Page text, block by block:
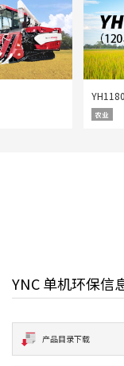
农业
YNC 单机环保信
产品目录下载